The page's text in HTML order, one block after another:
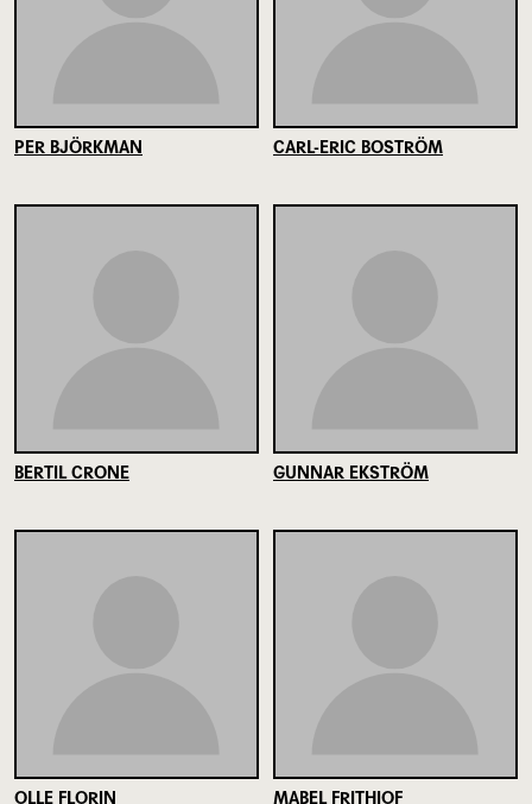
PER BJÖRKMAN CARL-ERIC BOSTRÖM
BERTIL CRONE GUNNAR EKSTRÖM
OLLE FLORIN MABEL FRITHIOF